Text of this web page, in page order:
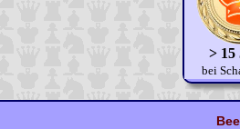
> 15
bei